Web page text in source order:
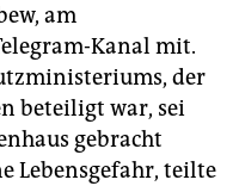
am
Kanal mit.
der
beteiligt war, sei
gebracht
Lebensgefahr, teilte